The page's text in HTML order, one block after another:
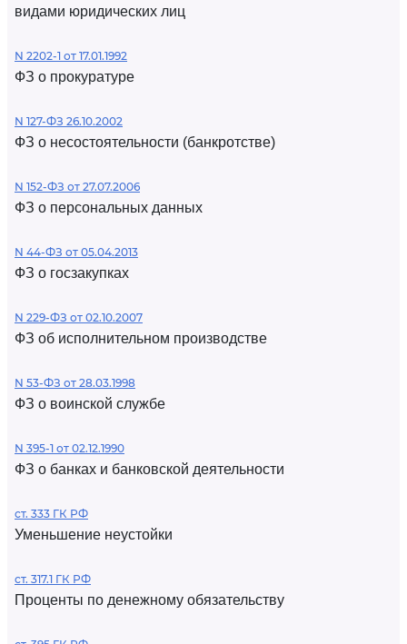
видами юридических лиц
N 2202-1 от 17.01.1992
ФЗ о прокуратуре
N 127-ФЗ 26.10.2002
ФЗ о несостоятельности (банкротстве)
N 152-ФЗ от 27.07.2006
ФЗ о персональных данных
N 44-ФЗ от 05.04.2013
ФЗ о госзакупках
N 229-ФЗ от 02.10.2007
ФЗ об исполнительном производстве
N 53-ФЗ от 28.03.1998
ФЗ о воинской службе
N 395-1 от 02.12.1990
ФЗ о банках и банковской деятельности
ст. 333 ГК РФ
Уменьшение неустойки
ст. 317.1 ГК РФ
Проценты по денежному обязательству